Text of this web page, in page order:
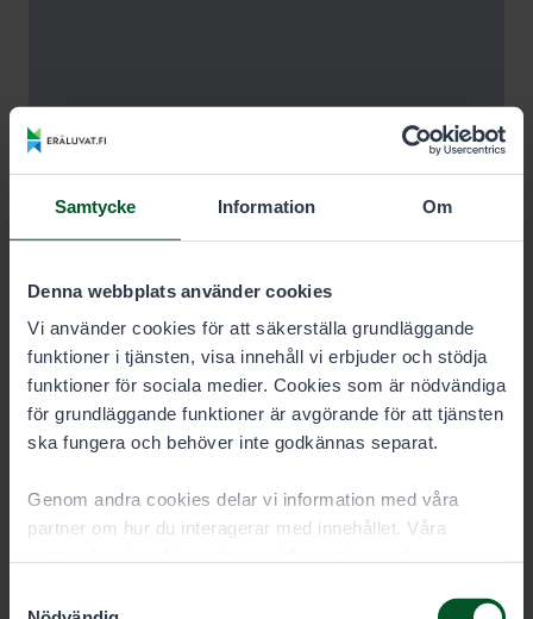
Samtycke Information Om
Denna webbplats använder cookies
Vi använder cookies för att säkerställa grundläggande
funktioner i tjänsten, visa innehåll vi erbjuder och stödja
funktioner för sociala medier. Cookies som är nödvändiga
för grundläggande funktioner är avgörande för att tjänsten
ska fungera och behöver inte godkännas separat.
Genom andra cookies delar vi information med våra
partner om hur du interagerar med innehållet. Våra
in när du har använt deras tjänster. Du kan välja vilka